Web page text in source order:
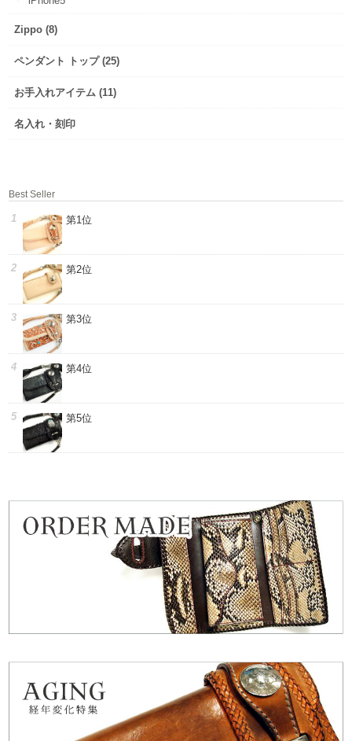
Zippo (8)
ペンダント トップ (25)
お手入れアイテム (11)
名入れ・刻印
Best Seller
第1位
第2位
第3位
第4位
第5位